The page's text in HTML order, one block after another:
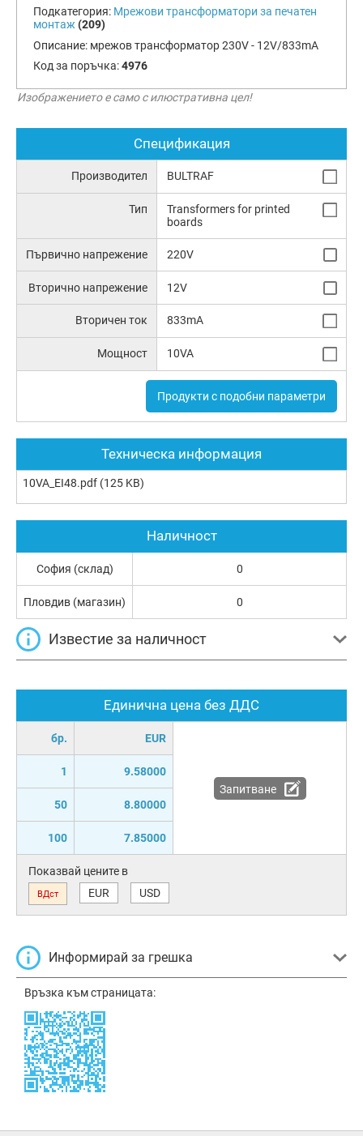
Подкатегория: Мрежови трансформатори за печатен
монтаж (209)
Описание: мрежов трансформатор 230V - 12V/833mA
Код за поръчка:4976
Изображението е само с илюстративна цел!
Спецификация
Производител BULTRAF
Тип
Transformers for printed
boards
Първично напрежение 220V
Вторично напрежение 12V
Вторичен ток 833mA
Мощност 10VA
Продукти с подобни параметри
Техническа информация
10VA_EI48.pdf (125 KB)
Единична цена без ДДС
бр. EUR
1 9.58000
50 8.80000
100 7.85000
Запитване
Показвай цените в
ВДст EUR USD
Информирай за грешка
Връзка към страницата:
Наличност
София (склад) 0
Пловдив (магазин) 0
Известие за наличност